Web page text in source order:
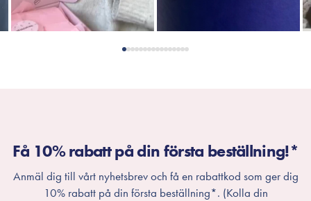
Få 10% rabatt på din första beställning!*
Anmäl dig till vårt nyhetsbrev och få en rabattkod som ger dig
10% rabatt på din första beställning*. (Kolla din